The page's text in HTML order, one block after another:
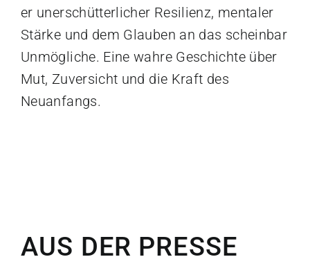
er unerschütterlicher Resilienz, mentaler
Stärke und dem Glauben an das scheinbar
Unmögliche. Eine wahre Geschichte über
Mut, Zuversicht und die Kraft des
Neuanfangs.
AUS DER PRESSE